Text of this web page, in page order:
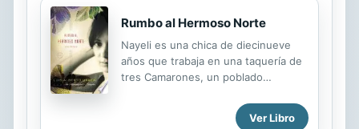
Rumbo al Hermoso Norte
Nayeli es una chica de diecinueve
años que trabaja en una taquería de
tres Camarones, un poblado
que emigró al norte cuando era niña.
Recientemente se ha dado cuenta
Ver Libro